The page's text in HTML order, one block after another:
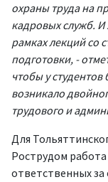
охраны труда на
кадровых служб.
рамках лекций со
подготовки, -
чтобы у
возникало
трудового и
Для
Рострудом
ответственных